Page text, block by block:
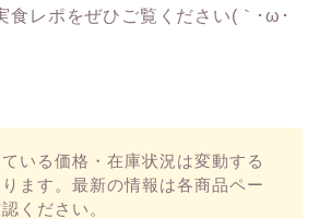
食レポをぜひご覧ください(｀･ω･
いる価格・在庫状況は変動する
ます。最新の情報は各商品ペー
ください。